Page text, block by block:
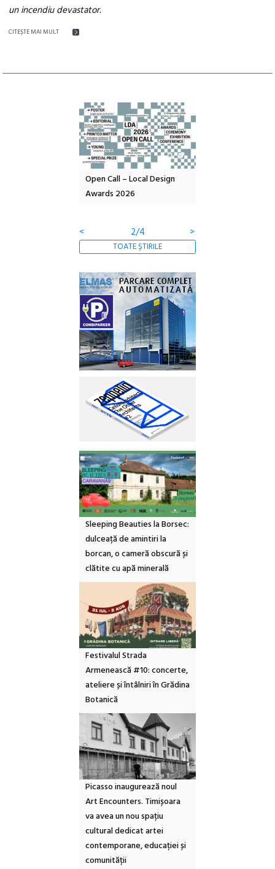
un incendiu devastator.
CITEŞTE MAI MULT
Open Call – Local Design
Awards 2026
<
2/4 >
TOATE ȘTIRILE
Sleeping Beauties la Borsec:
dulceață de amintiri la
borcan, o cameră obscură și
clătite cu apă minerală
Festivalul Strada
Armenească #10: concerte,
ateliere și întâlniri în Grădina
Botanică
Picasso inaugurează noul
Art Encounters. Timișoara
va avea un nou spațiu
cultural dedicat artei
contemporane, educației și
comunității